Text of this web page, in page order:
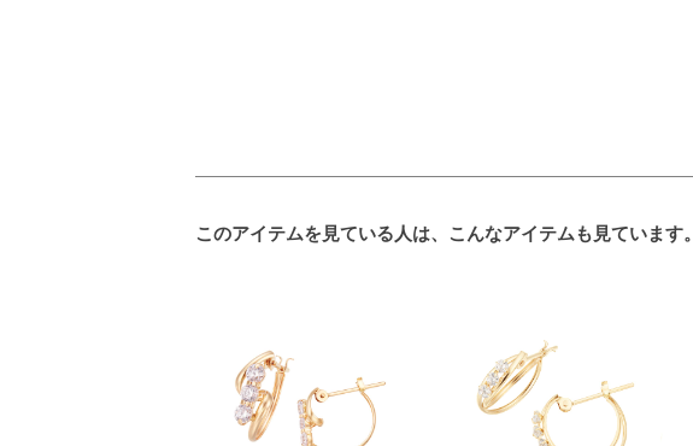
このアイテムを見ている人は、こんなアイテムも見ています。